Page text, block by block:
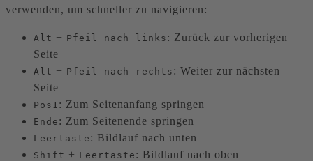
verwenden, um schneller zu navigieren:
Alt + Pfeil nach links : Zurück zur vorherigen
Seite
Alt + Pfeil nach rechts : Weiter zur nächsten
Seite
Pos1 : Zum Seitenanfang springen
Ende : Zum Seitenende springen
Leertaste : Bildlauf nach unten
Shift + Leertaste : Bildlauf nach oben